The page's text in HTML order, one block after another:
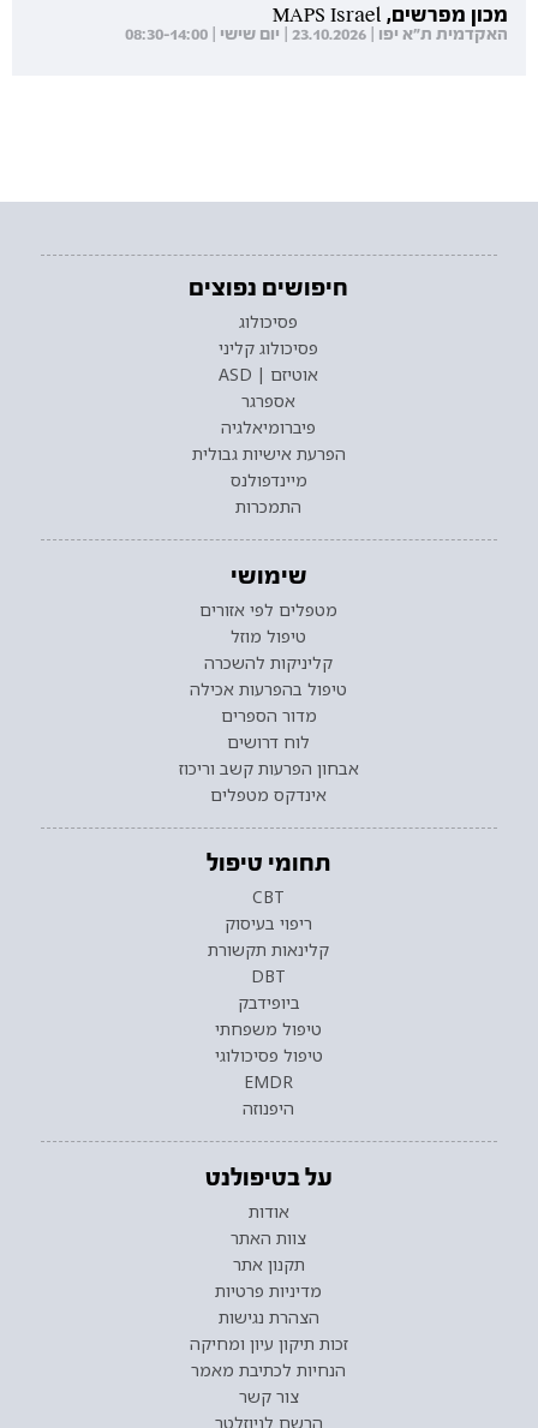
מכון מפרשים, MAPS Israel
האקדמית ת"א יפו | 23.10.2026 | יום שישי | 08:30-14:00
חיפושים נפוצים
פסיכולוג
פסיכולוג קליני
אוטיזם | ASD
אספרגר
פיברומיאלגיה
הפרעת אישיות גבולית
מיינדפולנס
התמכרות
שימושי
מטפלים לפי אזורים
טיפול מוזל
קליניקות להשכרה
טיפול בהפרעות אכילה
מדור הספרים
לוח דרושים
אבחון הפרעות קשב וריכוז
אינדקס מטפלים
תחומי טיפול
CBT
ריפוי בעיסוק
קלינאות תקשורת
DBT
ביופידבק
טיפול משפחתי
טיפול פסיכולוגי
EMDR
היפנוזה
על בטיפולנט
אודות
צוות האתר
תקנון אתר
מדיניות פרטיות
הצהרת נגישות
זכות תיקון עיון ומחיקה
הנחיות לכתיבת מאמר
צור קשר
הרשם לניוזלטר